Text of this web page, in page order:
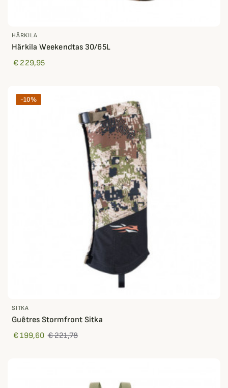
HÄRKILA
Härkila Weekendtas 30/65L
€ 229,95
-10%
SITKA
Guêtres Stormfront Sitka
€ 199,60 € 221,78